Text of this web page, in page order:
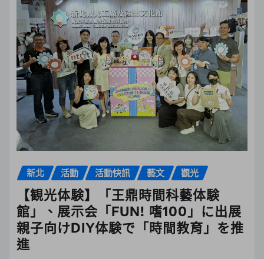
新北 活動 活動快訊 藝文 觀光
【観光体験】「王鼎時間科藝体験
館」、展示会「FUN! 嗜100」に出展
親子向けDIY体験で「時間教育」を推
進